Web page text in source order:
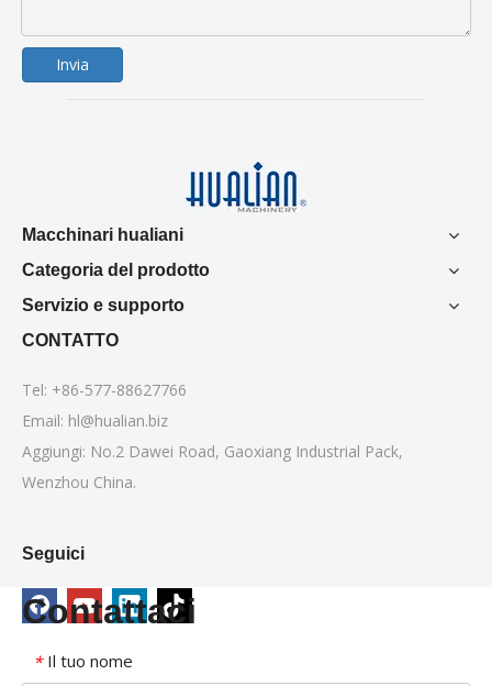
Invia
Macchinari hualiani
Categoria del prodotto
Servizio e supporto
CONTATTO
Tel: +86-577-88627766
Email: hl@hualian.biz
Aggiungi: No.2 Dawei Road, Gaoxiang Industrial Pack,
Wenzhou China.
Seguici
Contattaci
* Il tuo nome